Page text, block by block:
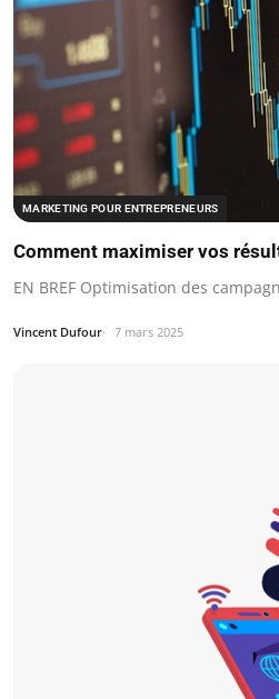
MARKETING POUR ENTREPRENEURS
Comment maximiser vos
EN BREF Optimisation des
Vincent Dufour 7 mars 2025